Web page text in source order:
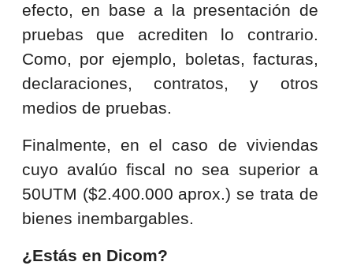
efecto, en base a la presentación de
pruebas que acrediten lo contrario.
Como, por ejemplo, boletas, facturas,
declaraciones, contratos, y otros
medios de pruebas.
Finalmente, en el caso de viviendas
cuyo avalúo fiscal no sea superior a
50UTM ($2.400.000 aprox.) se trata de
bienes inembargables.
¿Estás en Dicom?